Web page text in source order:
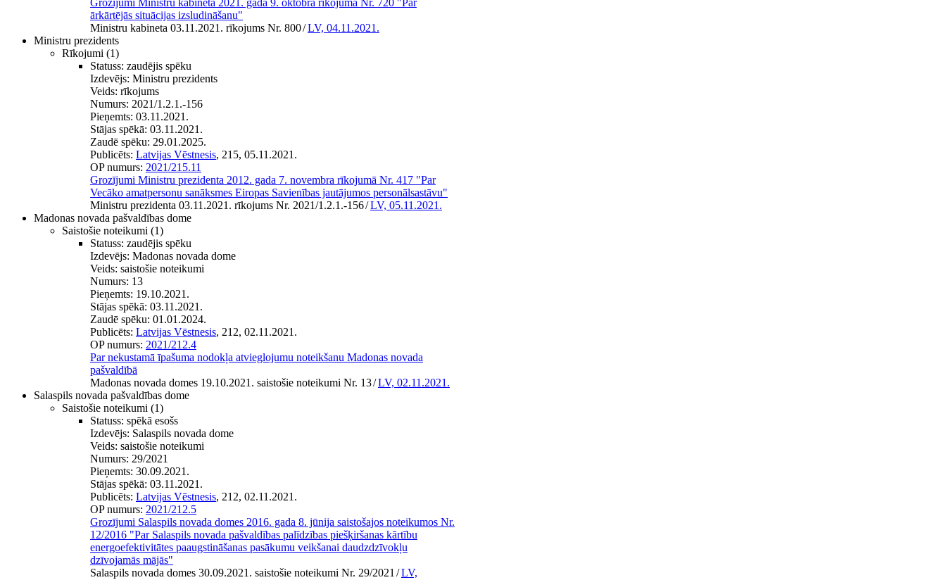
ārkārtējās situācijas izsludināšanu"
Ministru kabineta 03.11.2021. rīkojums Nr. 800/LV, 04.11.2021.
Ministru prezidents
Rīkojumi (1)
Statuss: zaudējis spēku
Izdevējs: Ministru prezidents
Veids: rīkojums
Numurs: 2021/1.2.1.-156
Pieņemts: 03.11.2021.
Stājas spēkā: 03.11.2021.
Zaudē spēku: 29.01.2025.
Publicēts: Latvijas Vēstnesis, 215, 05.11.2021.
OP numurs: 2021/215.11
Grozījumi Ministru prezidenta 2012. gada 7. novembra rīkojumā Nr. 417 "Par
Vecāko amatpersonu sanāksmes Eiropas Savienības jautājumos personālsastāvu"
Ministru prezidenta 03.11.2021. rīkojums Nr. 2021/1.2.1.-156/LV, 05.11.2021.
Madonas novada pašvaldības dome
Saistošie noteikumi (1)
Statuss: zaudējis spēku
Izdevējs: Madonas novada dome
Veids: saistošie noteikumi
Numurs: 13
Pieņemts: 19.10.2021.
Stājas spēkā: 03.11.2021.
Zaudē spēku: 01.01.2024.
Publicēts: Latvijas Vēstnesis, 212, 02.11.2021.
OP numurs: 2021/212.4
Par nekustamā īpašuma nodokļa atvieglojumu noteikšanu Madonas novada
pašvaldībā
Madonas novada domes 19.10.2021. saistošie noteikumi Nr. 13/LV, 02.11.2021.
Salaspils novada pašvaldības dome
Saistošie noteikumi (1)
Statuss: spēkā esošs
Izdevējs: Salaspils novada dome
Veids: saistošie noteikumi
Numurs: 29/2021
Pieņemts: 30.09.2021.
Stājas spēkā: 03.11.2021.
Publicēts: Latvijas Vēstnesis, 212, 02.11.2021.
OP numurs: 2021/212.5
Grozījumi Salaspils novada domes 2016. gada 8. jūnija saistošajos noteikumos Nr.
12/2016 "Par Salaspils novada pašvaldības palīdzības piešķiršanas kārtību
energoefektivitātes paaugstināšanas pasākumu veikšanai daudzdzīvokļu
dzīvojamās mājās"
Salaspils novada domes 30.09.2021. saistošie noteikumi Nr. 29/2021 /LV,